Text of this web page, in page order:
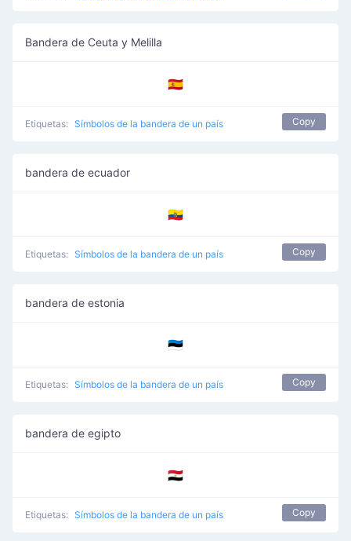
Bandera de Ceuta y Melilla
🇪🇦
Etiquetas: Símbolos de la bandera de un país Copy
bandera de ecuador
🇪🇨
Etiquetas: Símbolos de la bandera de un país Copy
bandera de estonia
🇪🇪
Etiquetas: Símbolos de la bandera de un país Copy
bandera de egipto
🇪🇬
Etiquetas: Símbolos de la bandera de un país Copy